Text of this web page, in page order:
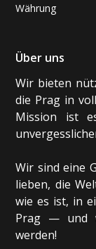
Währung
Über uns
Wir bieten
die Prag in
Mission ist
Wir sind eine
lieben, die
wie es ist, in
Prag — und
werden!